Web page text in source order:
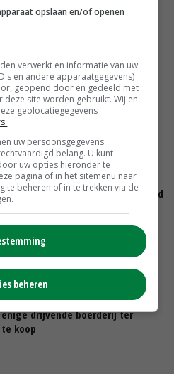
A-ware onder druk ondanks
mag zelf groente plukken’
van Frijns doet het verrassend
steeds meer problemen:
week al leeg’
enige drijvende boerderij ter
koop
opslaan en/of openen
verwerkt en informatie van uw
en andere apparaatgegevens)
geopend door en gedeeld met
site worden gebruikt. Wij en
geolocatiegegevens
uw persoonsgegevens
belang. U kunt
uw opties hieronder te
pagina of in het sitemenu naar
te beheren of in te trekken via de
beheren